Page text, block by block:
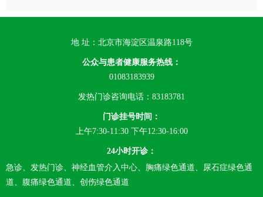
地 址：北京市海淀区温泉路118号
公众与患者健康服务热线：
01083183939
发热门诊咨询电话：83183781
门诊挂号时间：
上午7:30-11:30 下午12:30-16:00
24小时开诊：
急诊、发热门诊、神经血管介入中心、胸痛绿色通道、尿石症绿色通
道、腹痛绿色通道、创伤绿色通道